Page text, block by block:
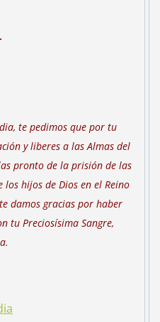
te pedimos que por tu
y liberes a las Almas del
pronto de la prisión de las
hijos de Dios en el Reino
damos gracias por haber
tu Preciosísima Sangre,